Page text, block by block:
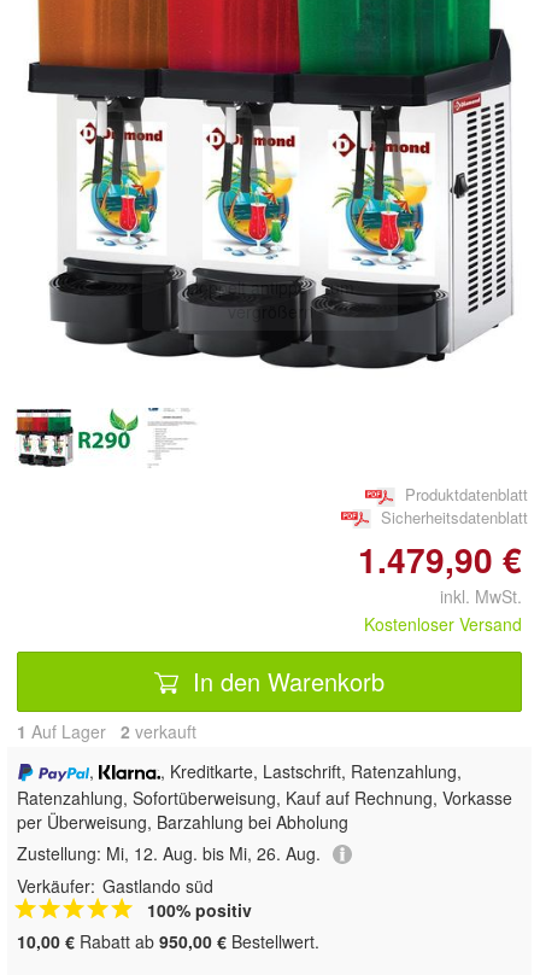
Doppelt antippen zum
vergrößern
Produktdatenblatt
Sicherheitsdatenblatt
1.479,90 €
inkl. MwSt.
Kostenloser Versand
In den Warenkorb
1 Auf Lager 2 verkauft
,
, Kreditkarte, Lastschrift, Ratenzahlung,
Ratenzahlung, Sofortüberweisung, Kauf auf Rechnung, Vorkasse
per Überweisung, Barzahlung bei Abholung
Zustellung: Mi, 12. Aug. bis Mi, 26. Aug.
Verkäufer: Gastlando süd
100% positiv
10,00 € Rabatt ab 950,00 € Bestellwert.